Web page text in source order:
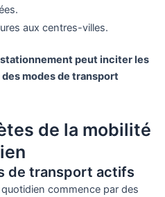
aux centres-villes.
peut inciter les
modes de transport
de la mobilité
de transport actifs
commence par des